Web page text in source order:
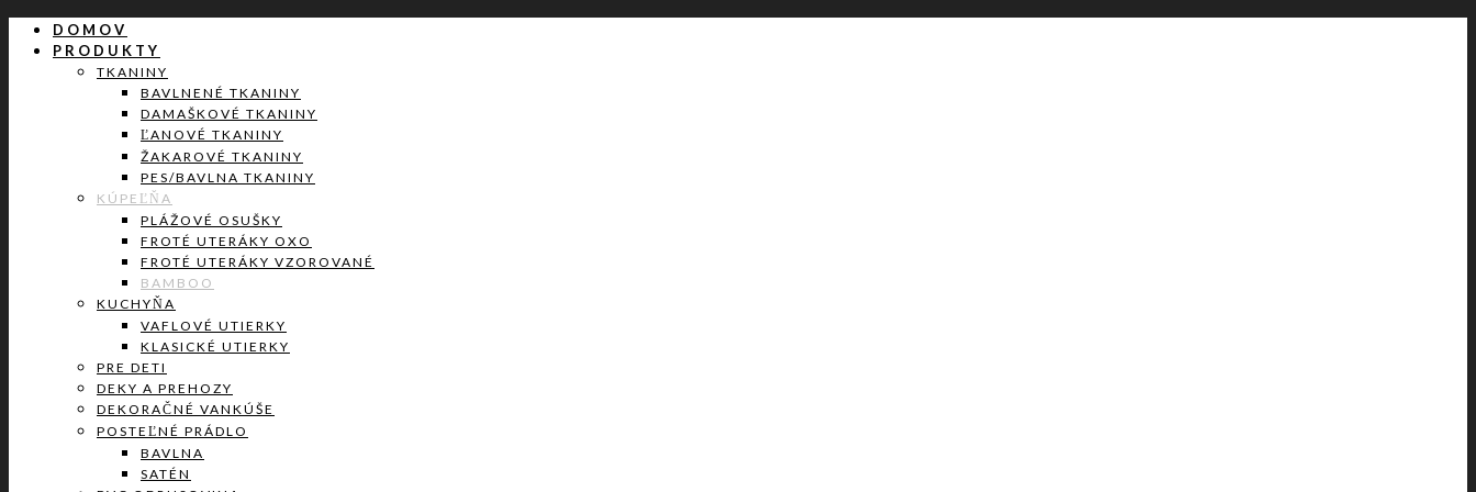
DOMOV
PRODUKTY
TKANINY
BAVLNENÉ TKANINY
DAMAŠKOVÉ TKANINY
ĽANOVÉ TKANINY
ŽAKAROVÉ TKANINY
PES/BAVLNA TKANINY
KÚPEĽŇA
PLÁŽOVÉ OSUŠKY
FROTÉ UTERÁKY OXO
FROTÉ UTERÁKY VZOROVANÉ
BAMBOO
KUCHYŇA
VAFLOVÉ UTIERKY
KLASICKÉ UTIERKY
PRE DETI
DEKY A PREHOZY
DEKORAČNÉ VANKÚŠE
POSTEĽNÉ PRÁDLO
BAVLNA
SATÉN